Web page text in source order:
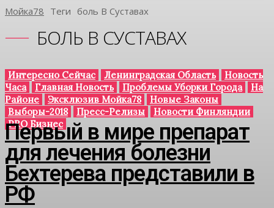
Мойка78 Теги Боль В Суставах
БОЛЬ В СУСТАВАХ
Интересно Сейчас Ленинградская Область
Новость
Часа
Главная Новость Проблемы Уборки Города
На
Районе
Эксклюзив Мойка78
Новые Законы
Выборы-2018
Пресс-Релизы
Новости Финляндии
PRO Бизнес
Первый в мире препарат
для лечения болезни
Бехтерева представили в
РФ